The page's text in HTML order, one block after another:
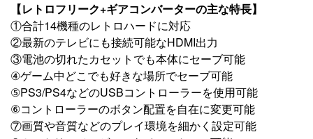
【レトロフリーク+ギアコンバーターの主な特長】
①合計14機種のレトロハードに対応
②最新のテレビにも接続可能なHDMI出力
③電池の切れたカセットでも本体にセーブ可能
④ゲーム中どこでも好きな場所でセーブ可能
⑤PS3/PS4などのUSBコントローラーを使用可能
⑥コントローラーのボタン配置を自在に変更可能
⑦画質や音質などのプレイ環境を細かく設定可能